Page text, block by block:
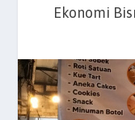
Ekonomi